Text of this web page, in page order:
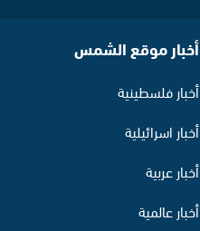
أخبار موقع الشمس
أخبار فلسطينية
أخبار اسرائيلية
أخبار عربية
أخبار عالمية